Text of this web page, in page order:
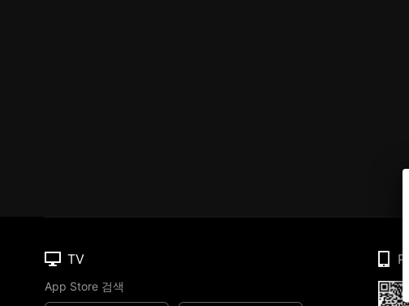
TV
App Store 검색